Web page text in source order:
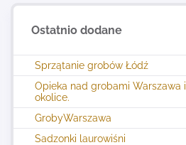
Ostatnio dodane
Sprzątanie grobów Łódź
Opieka nad grobami Warszawa i
okolice.
GrobyWarszawa
Sadzonki laurowiśni